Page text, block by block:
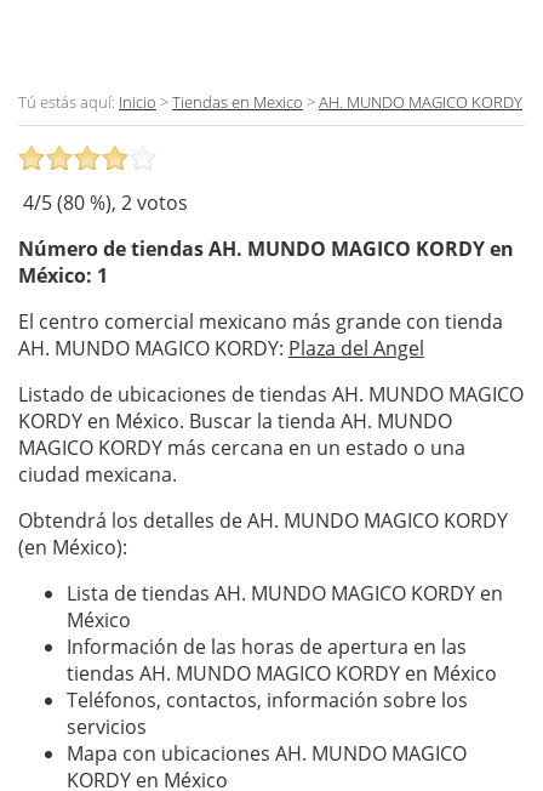
Tú estás aquí: Inicio >Tiendas en Mexico >AH. MUNDO MAGICO KORDY
4/5 (80%), 2votos
Número de tiendasAH. MUNDO MAGICO KORDYen
México: 1
El centro comercial mexicano más grande con tienda
AH. MUNDO MAGICO KORDY: Plaza del Angel
Listado de ubicaciones de tiendas AH. MUNDO MAGICO
KORDY en México. Buscar la tienda AH. MUNDO
MAGICO KORDY más cercana en un estado o una
ciudad mexicana.
Obtendrá los detalles de AH. MUNDO MAGICO KORDY
(en México):
Lista de tiendas AH. MUNDO MAGICO KORDY en
México
Información de las horas de apertura en las
tiendas AH. MUNDO MAGICO KORDY en México
Teléfonos, contactos, información sobre los
servicios
Mapa con ubicaciones AH. MUNDO MAGICO
KORDY en México